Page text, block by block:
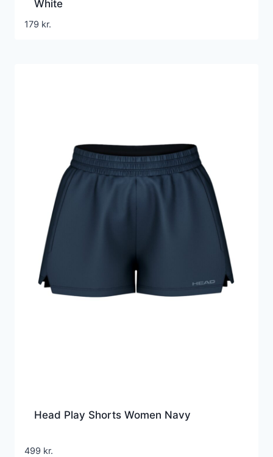
White
179 kr.
Head Play Shorts Women Navy
499 kr.